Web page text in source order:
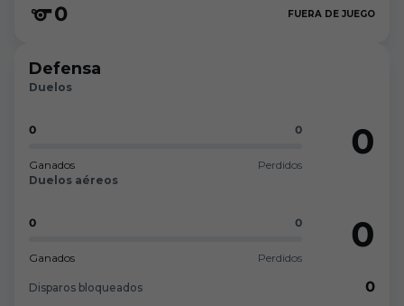
0 FUERA DE JUEGO
Defensa
Duelos
0 0
Ganados Perdidos
0
Duelos aéreos
0 0
Ganados Perdidos
0
Disparos bloqueados 0